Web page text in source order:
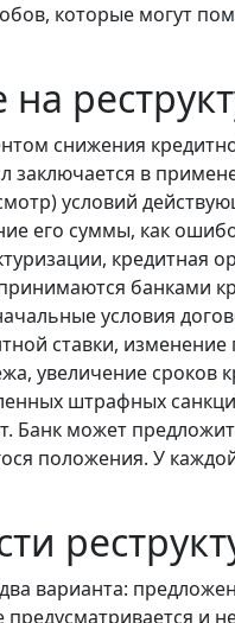
которые могут
на
снижения
заключается в
условий
его суммы, как
кредитная
банками
условия
ставки,
увеличение сроков
штрафных
Банк может
положения. У
варианта:
предусматривается и